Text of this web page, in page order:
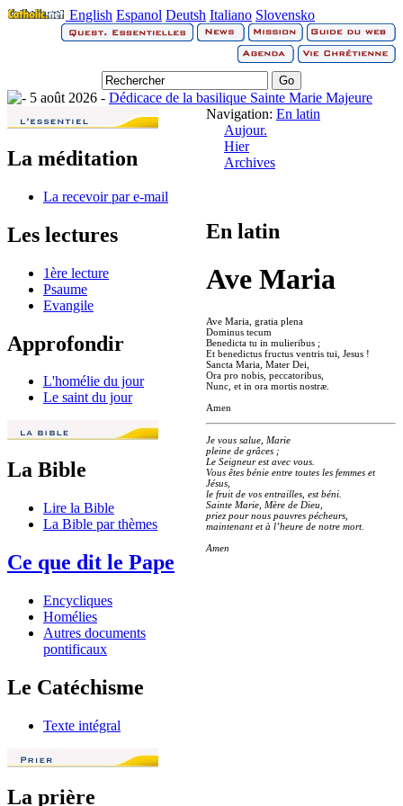
English Espanol Deutsh Italiano Slovensko
5 août 2026 - Dédicace de la basilique Sainte Marie Majeure
La méditation
La recevoir par e-mail
Les lectures
1ère lecture
Psaume
Evangile
Approfondir
L'homélie du jour
Le saint du jour
La Bible
Lire la Bible
La Bible par thèmes
Ce que dit le Pape
Encycliques
Homélies
Autres documents
pontificaux
Le Catéchisme
Texte intégral
La prière
Navigation: En latin
Aujour.
Hier
Archives
En latin
Ave Maria
Ave Maria, gratia plena
Dominus tecum
Benedicta tu in mulieribus ;
Et benedictus fructus ventris tui, Jesus !
Sancta Maria, Mater Dei,
Ora pro nobis, peccatoribus,
Nunc, et in ora mortis nostræ.
Amen
Je vous salue, Marie
pleine de grâces ;
Le Seigneur est avec vous.
Vous êtes bénie entre toutes les femmes et
Jésus,
le fruit de vos entrailles, est béni.
Sainte Marie, Mère de Dieu,
priez pour nous pauvres pécheurs,
maintenant et à l’heure de notre mort.
Amen